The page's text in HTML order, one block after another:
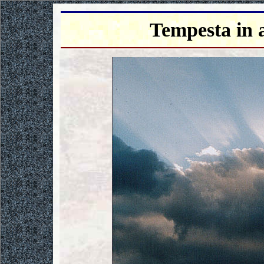
Tempesta